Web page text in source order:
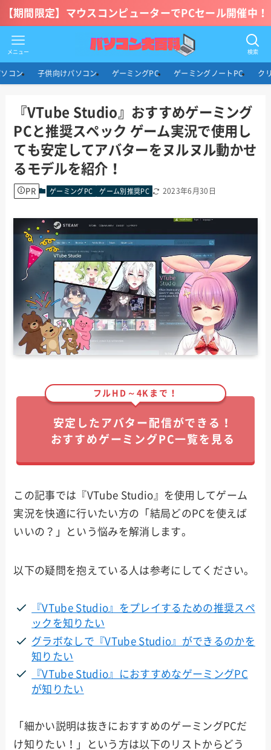
【期間限定】マウスコンピューターでPCセール開催中！
検索
メニュー
コン 子供向けパソコン ゲーミングPC ゲーミングノートPC ク
『VTube Studio』おすすめゲーミング
PCと推奨スペック ゲーム実況で使用し
ても安定してアバターをヌルヌル動かせ
るモデルを紹介！
PR ゲーミングPC ゲーム別推奨PC 2023年6月30日
フルHD～4Kまで！
安定したアバター配信ができる！
おすすめゲーミングPC一覧を見る
この記事では『VTube Studio』を使用してゲーム
実況を快適に行いたい方の「結局どのPCを使えば
いいの？」という悩みを解消します。
以下の疑問を抱えている人は参考にしてください。
『VTube Studio』をプレイするための推奨スペ
ックを知りたい
グラボなしで『VTube Studio』ができるのかを
知りたい
『VTube Studio』におすすめなゲーミングPC
が知りたい
「細かい説明は抜きにおすすめのゲーミングPCだ
け知りたい！」という方は以下のリストからどう